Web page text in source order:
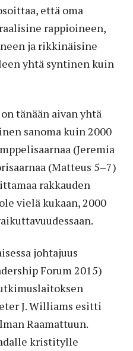
että oma
rappioineen,
ja rikkinäisine
yhtä syntinen kuin
tänään aivan yhtä
sanoma kuin 2000
(Jeremia
(Matteus 5–7)
rakkauden
vielä kukaan, 2000
johtajuus
Forum 2015)
J. Williams esitti
Raamattuun.
kristitylle